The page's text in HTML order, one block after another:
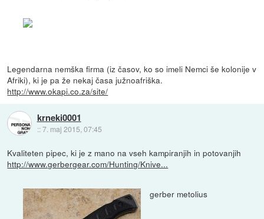
Legendarna nemška firma (iz časov, ko so imeli Nemci še kolonije v
Afriki), ki je pa že nekaj časa južnoafriška.
http://www.okapi.co.za/site/
krneki0001
::7. maj 2015, 07:45
Kvaliteten pipec, ki je z mano na vseh kampiranjih in potovanjih
http://www.gerbergear.com/Hunting/Knive...
gerber metolius